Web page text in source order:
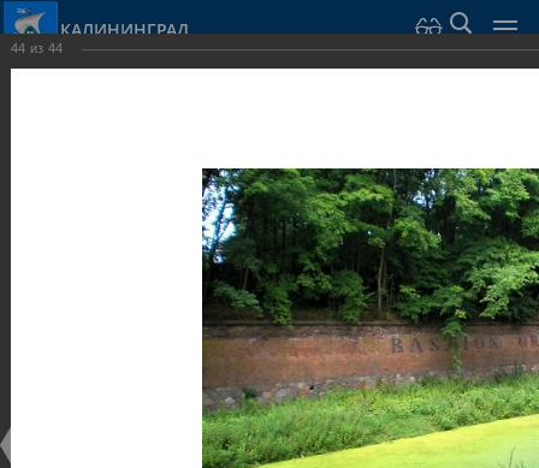
КАЛИНИНГРАД
Оборонительные сооружения и городские ворота
Оборонительные сооружения и городские ворота
44 из 44